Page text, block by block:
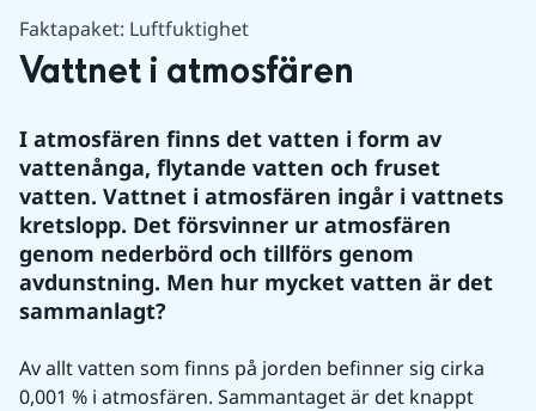
Faktapaket: Luftfuktighet
Vattnet i atmosfären
I atmosfären finns det vatten i form av
vattenånga, flytande vatten och fruset
vatten. Vattnet i atmosfären ingår i vattnets
kretslopp. Det försvinner ur atmosfären
genom nederbörd och tillförs genom
avdunstning. Men hur mycket vatten är det
sammanlagt?
Av allt vatten som finns på jorden befinner sig cirka
0,001 % i atmosfären. Sammantaget är det knappt